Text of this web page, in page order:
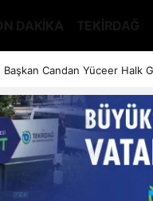
Başkan Candan Yüceer Halk